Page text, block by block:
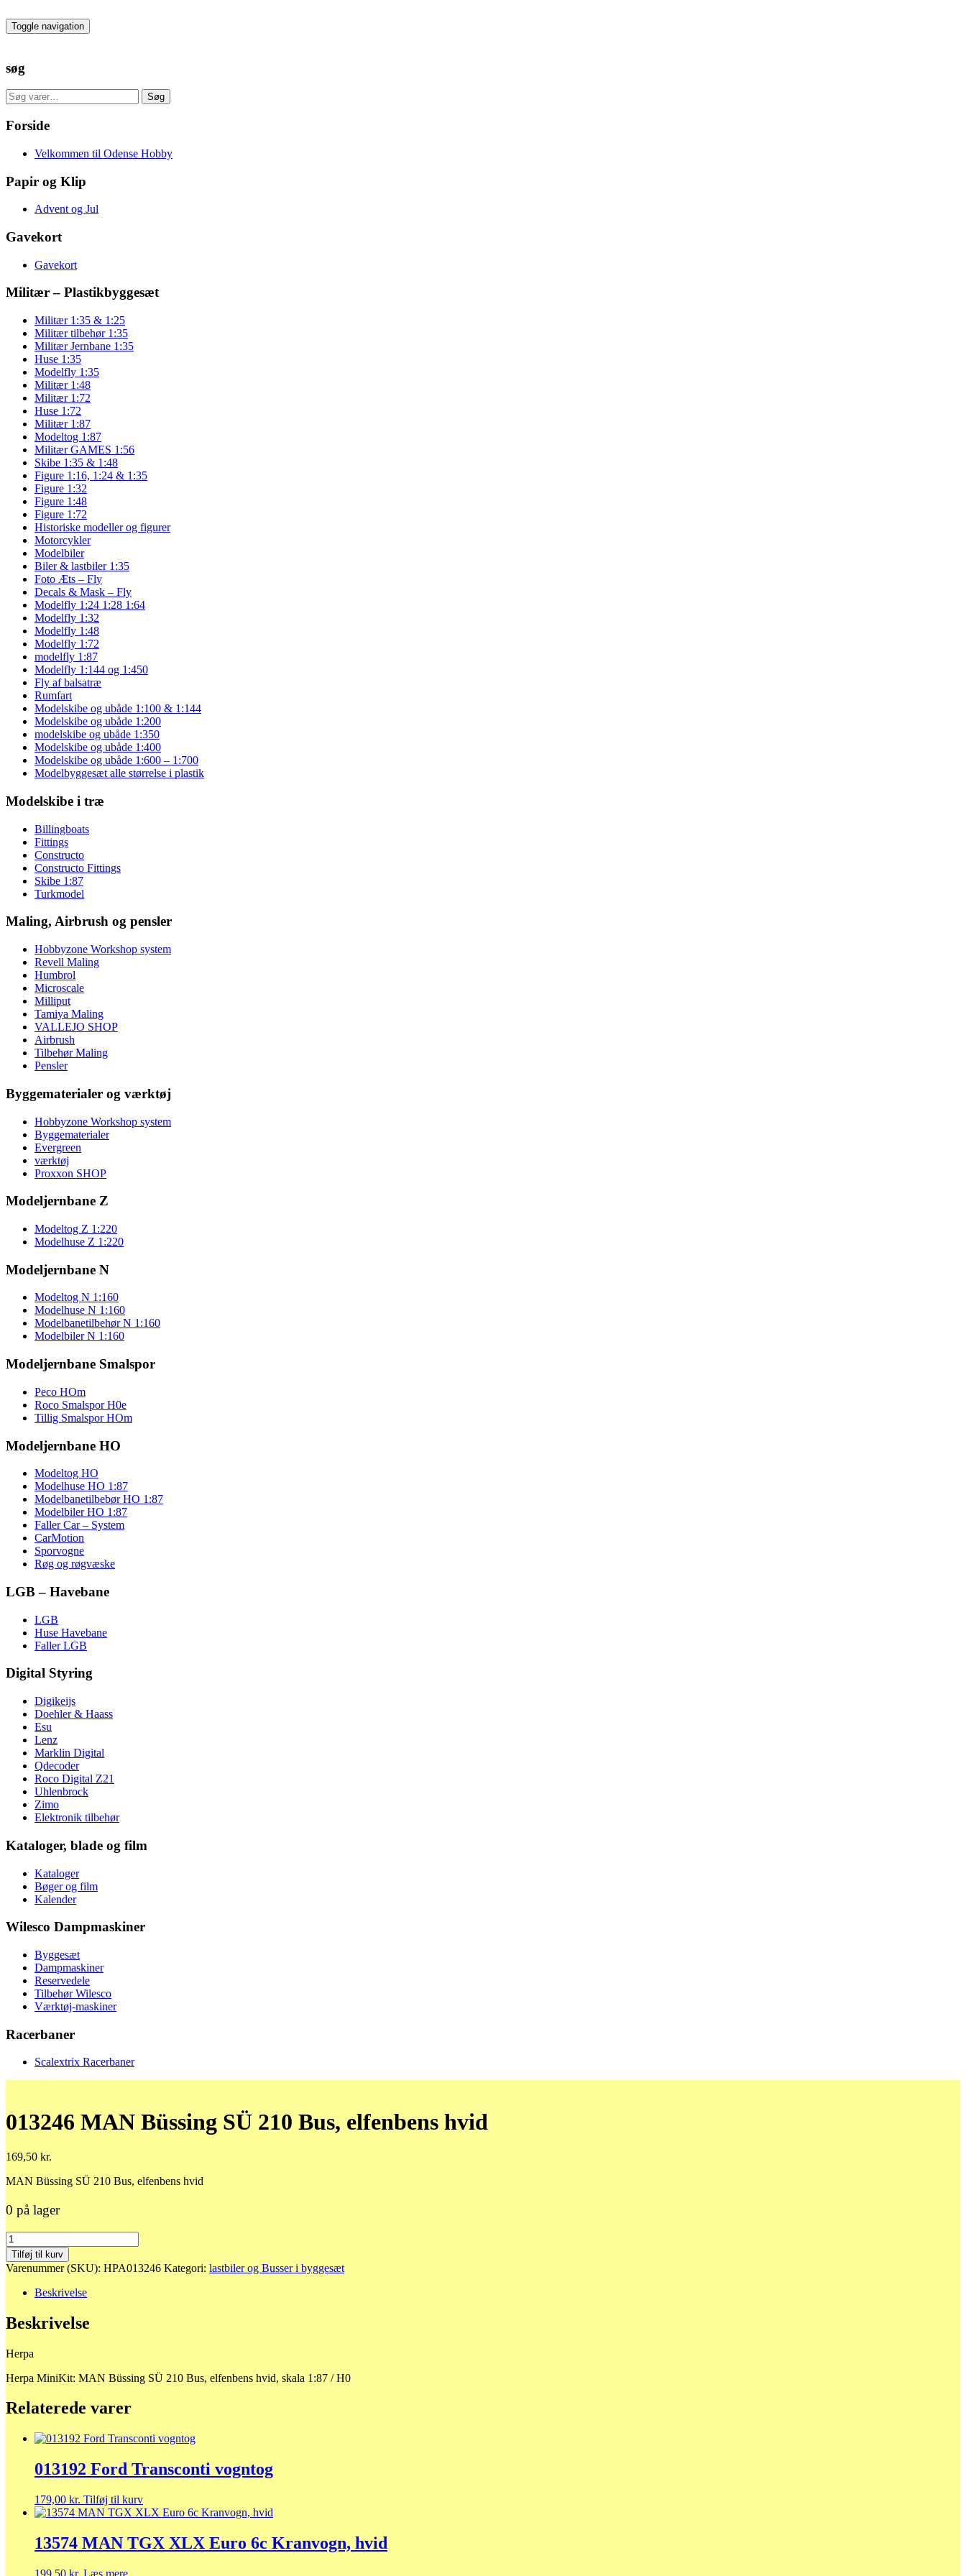
to
the
Toggle navigation
søg
Søg
efter:
Søg
Forside
Velkommen til Odense Hobby
Papir og Klip
Advent og Jul
Gavekort
Gavekort
Militær – Plastikbyggesæt
Militær 1:35 & 1:25
Militær tilbehør 1:35
Militær Jernbane 1:35
Huse 1:35
Modelfly 1:35
Militær 1:48
Militær 1:72
Huse 1:72
Militær 1:87
Modeltog 1:87
Militær GAMES 1:56
Skibe 1:35 & 1:48
Figure 1:16, 1:24 & 1:35
Figure 1:32
Figure 1:48
Figure 1:72
Historiske modeller og figurer
Motorcykler
Modelbiler
Biler & lastbiler 1:35
Foto Æts – Fly
Decals & Mask – Fly
Modelfly 1:24 1:28 1:64
Modelfly 1:32
Modelfly 1:48
Modelfly 1:72
modelfly 1:87
Modelfly 1:144 og 1:450
Fly af balsatræ
Rumfart
Modelskibe og ubåde 1:100 & 1:144
Modelskibe og ubåde 1:200
modelskibe og ubåde 1:350
Modelskibe og ubåde 1:400
Modelskibe og ubåde 1:600 – 1:700
Modelbyggesæt alle størrelse i plastik
Modelskibe i træ
Billingboats
Fittings
Constructo
Constructo Fittings
Skibe 1:87
Turkmodel
Maling, Airbrush og pensler
Hobbyzone Workshop system
Revell Maling
Humbrol
Microscale
Milliput
Tamiya Maling
VALLEJO SHOP
Airbrush
Tilbehør Maling
Pensler
Byggematerialer og værktøj
Hobbyzone Workshop system
Byggematerialer
Evergreen
værktøj
Proxxon SHOP
Modeljernbane Z
Modeltog Z 1:220
Modelhuse Z 1:220
Modeljernbane N
Modeltog N 1:160
Modelhuse N 1:160
Modelbanetilbehør N 1:160
Modelbiler N 1:160
Modeljernbane Smalspor
Peco HOm
Roco Smalspor H0e
Tillig Smalspor HOm
Modeljernbane HO
Modeltog HO
Modelhuse HO 1:87
Modelbanetilbebør HO 1:87
Modelbiler HO 1:87
Faller Car – System
CarMotion
Sporvogne
Røg og røgvæske
LGB – Havebane
LGB
Huse Havebane
Faller LGB
Digital Styring
Digikeijs
Doehler & Haass
Esu
Lenz
Marklin Digital
Qdecoder
Roco Digital Z21
Uhlenbrock
Zimo
Elektronik tilbehør
Kataloger, blade og film
Kataloger
Bøger og film
Kalender
Wilesco Dampmaskiner
Byggesæt
Dampmaskiner
Reservedele
Tilbehør Wilesco
Værktøj-maskiner
Racerbaner
Scalextrix Racerbaner
013246 MAN Büssing SÜ 210 Bus, elfenbens hvid
169,50 kr.
MAN Büssing SÜ 210 Bus, elfenbens hvid
0 på lager
013246
MAN
Büssing
SÜ
elfenbens
hvid
Tilføj til kurv
Varenummer (SKU): HPA013246 Kategori: lastbiler og Busser i byggesæt
Beskrivelse
Beskrivelse
Herpa
Herpa MiniKit: MAN Büssing SÜ 210 Bus, elfenbens hvid, skala 1:87 / H0
Relaterede varer
013192 Ford Transconti vogntog
179,00 kr. Tilføj til kurv
13574 MAN TGX XLX Euro 6c Kranvogn, hvid
199,50 kr. Læs mere